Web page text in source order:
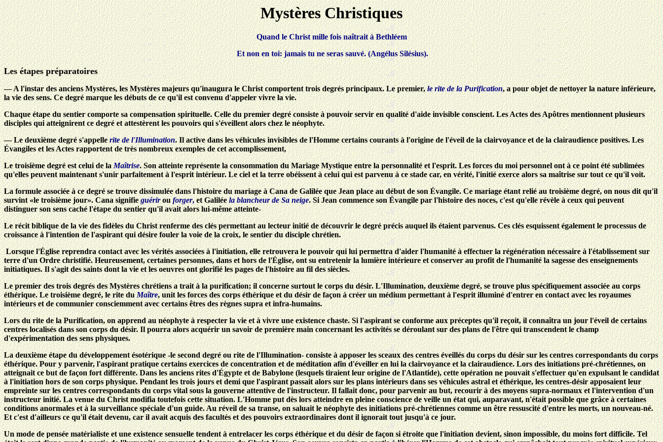
Mystères Christiques
Quand le Christ mille fois naîtrait à Bethléem
Et non en toi: jamais tu ne seras sauvé. (Angélus Silésius).
Les étapes préparatoires
— A l'instar des anciens Mystères, les Mystères majeurs qu'inaugura le Christ comportent trois degrés principaux. Le premier,le rite de la Purification, a pour objet de nettoyer la nature inférieure,
la vie des sens. Ce degré marque les débuts de ce qu'il est convenu d'appeler vivre la vie.
Chaque étape du sentier comporte sa compensation spirituelle. Celle du premier degré consiste à pouvoir servir en qualité d'aide invisible conscient. Les Actes des Apôtres mentionnent plusieurs
disciples qui atteignirent ce degré et attestèrent les pouvoirs qui s'éveillent alors chez le néophyte.
— Le deuxième degré s'appellerite de l'Illumination. Il active dans les véhicules invisibles de l'Homme certains courants à l'origine de l'éveil de la clairvoyance et de la clairaudience positives. Les
Évangiles et les Actes rapportent de très nombreux exemples de cet accomplissement,
Le troisième degré est celui de laMaîtrise. Son atteinte représente la consommation du Mariage Mystique entre la personnalité et l'esprit. Les forces du moi personnel ont à ce point été sublimées
qu'elles peuvent maintenant s'unir parfaitement à l'esprit intérieur. Le ciel et la terre obéissent à celui qui est parvenu à ce stade car, en vérité, l'initié exerce alors sa maîtrise sur tout ce qu'il voit.
La formule associée à ce degré se trouve dissimulée dans l'histoire du mariage à Cana de Galilée que Jean place au début de son Évangile. Ce mariage étant relié au troisième degré, on nous dit qu'il
survint «le troisième jour». Cana signifieguérir ouforger,et Galiléela blancheur de Sa neige. Si Jean commence son Évangile par l'histoire des noces, c'est qu'elle révèle à ceux qui peuvent
distinguer son sens caché l'étape du sentier qu'il avait alors lui-même atteinte-
Le récit biblique de la vie des fidèles du Christ renferme des clés permettant au lecteur initié de découvrir le degré précis auquel ils étaient parvenus. Ces clés esquissent également le processus de
croissance à l'intention de l'aspirant qui désire fouler la voie de la croix, le sentier du disciple chrétien.
Lorsque l'Église reprendra contact avec les vérités associées à l'initiation, elle retrouvera le pouvoir qui lui permettra d'aider l'humanité à effectuer la régénération nécessaire à l'établissement sur
terre d'un Ordre christifié. Heureusement, certaines personnes, dans et hors de l'Église, ont su entretenir la lumière intérieure et conserver au profit de l'humanité la sagesse des enseignements
initiatiques. Il s'agit des saints dont la vie et les oeuvres ont glorifié les pages de l'histoire au fil des siècles.
Le premier des trois degrés des Mystères chrétiens a trait à la purification; il concerne surtout le corps du désir. L'Illumination, deuxième degré, se trouve plus spécifiquement associée au corps
éthérique. Le troisième degré, le rite duMaître, unit les forces des corps éthérique et du désir de façon à créer un médium permettant à l'esprit illuminé d'entrer en contact avec les royaumes
intérieurs et de communier consciemment avec certains êtres des règnes supra et infra-humains.
Lors du rite de la Purification, on apprend au néophyte à respecter la vie et à vivre une existence chaste. Si l'aspirant se conforme aux préceptes qu'il reçoit, il connaîtra un jour l'éveil de certains
centres localisés dans son corps du désir. Il pourra alors acquérir un savoir de première main concernant les activités se déroulant sur des plans de l'être qui transcendent le champ
d'expérimentation des sens physiques.
La deuxième étape du développement ésotérique -le second degré ou rite de l'Illumination- consiste à apposer les sceaux des centres éveillés du corps du désir sur les centres correspondants du corps
éthérique. Pour y parvenir, l'aspirant pratique certains exercices de concentration et de méditation afin d'éveiller en lui la clairvoyance et la clairaudience. Lors des initiations pré-chrétiennes, on
atteignait ce but de façon fort différente. Dans les anciens rites d'Égypte et de Babylone (lesquels tiraient leur origine de l'Atlantide), cette opération ne pouvait s'effectuer qu'en expulsant le candidat
à l'initiation hors de son corps physique. Pendant les trois jours et demi que l'aspirant passait alors sur les plans intérieurs dans ses véhicules astral et éthérique, les centres-désir apposaient leur
empreinte sur les centres correspondants du corps vital sous la gouverne attentive de l'instructeur. Il fallait donc, pour parvenir au but, recourir à des moyens supra-normaux et l'intervention d'un
instructeur initié. La venue du Christ modifia toutefois cette situation. L'Homme put dès lors atteindre en pleine conscience de veille un état qui, auparavant, n'était possible que grâce à certaines
conditions anormales et à la surveillance spéciale d'un guide. Au réveil de sa transe, on saluait le néophyte des initiations pré-chrétiennes comme un être ressuscité d'entre les morts, un nouveau-né.
Et c'est d'ailleurs ce qu'il était devenu, car il avait acquis des facultés et des pouvoirs extraordinaires dont il ignorait tout jusqu'à ce jour.
Un mode de pensée matérialiste et une existence sensuelle tendent à entrelacer les corps éthérique et du désir de façon si étroite que l'initiation devient, sinon impossible, du moins fort difficile. Tel